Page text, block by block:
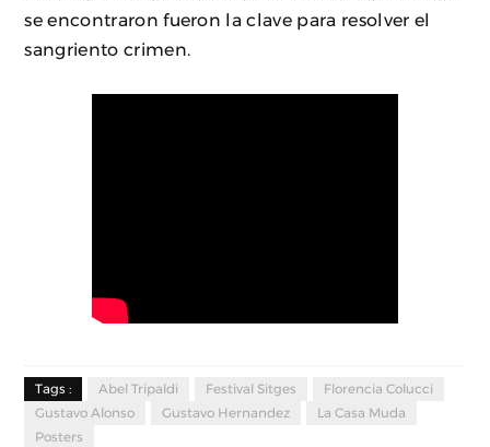
se encontraron fueron la clave para resolver el
sangriento crimen.
Tags : Abel Tripaldi Festival Sitges
Florencia Colucci
Gustavo Alonso
Gustavo Hernandez
La Casa Muda
Posters